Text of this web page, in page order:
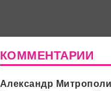
КОММЕНТАРИИ
Александр